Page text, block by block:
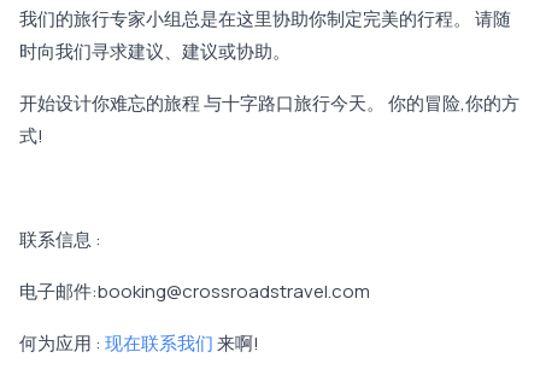
我们的旅行专家小组总是在这里协助你制定完美的行程。 请随
时向我们寻求建议、建议或协助。
开始设计你难忘的旅程 与十字路口旅行今天。 你的冒险,你的方
式!
联系信息 :
电子邮件:booking@crossroadstravel.com
何为应用 : 现在联系我们来啊!